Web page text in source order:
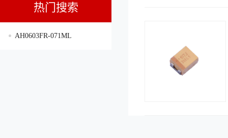
热门搜索
AH0603FR-071ML